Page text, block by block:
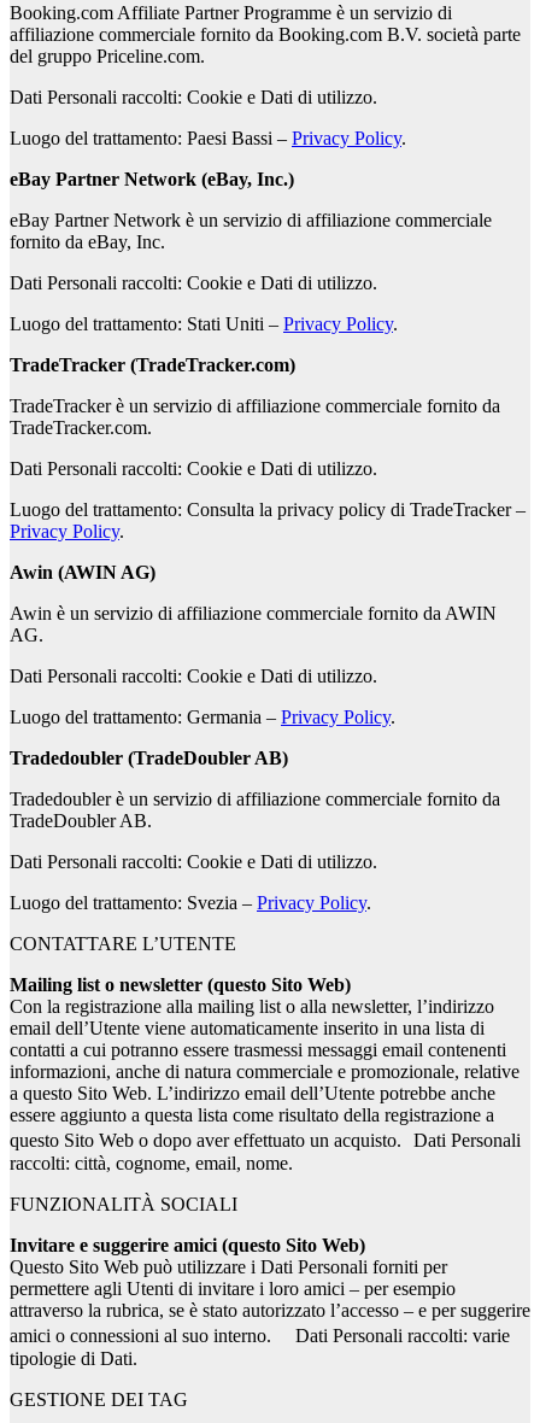
Booking.com Affiliate Partner Programme è un servizio di
affiliazione commerciale fornito da Booking.com B.V. società parte
del gruppo Priceline.com.
Dati Personali raccolti: Cookie e Dati di utilizzo.
Luogo del trattamento: Paesi Bassi – Privacy Policy.
eBay Partner Network (eBay, Inc.)
eBay Partner Network è un servizio di affiliazione commerciale
fornito da eBay, Inc.
Dati Personali raccolti: Cookie e Dati di utilizzo.
Luogo del trattamento: Stati Uniti – Privacy Policy.
TradeTracker (TradeTracker.com)
TradeTracker è un servizio di affiliazione commerciale fornito da
TradeTracker.com.
Dati Personali raccolti: Cookie e Dati di utilizzo.
Luogo del trattamento: Consulta la privacy policy di TradeTracker –
Privacy Policy.
Awin (AWIN AG)
Awin è un servizio di affiliazione commerciale fornito da AWIN
AG.
Dati Personali raccolti: Cookie e Dati di utilizzo.
Luogo del trattamento: Germania – Privacy Policy.
Tradedoubler (TradeDoubler AB)
Tradedoubler è un servizio di affiliazione commerciale fornito da
TradeDoubler AB.
Dati Personali raccolti: Cookie e Dati di utilizzo.
Luogo del trattamento: Svezia – Privacy Policy.
CONTATTARE L’UTENTE
Mailing list o newsletter (questo Sito Web)
Con la registrazione alla mailing list o alla newsletter, l’indirizzo
email dell’Utente viene automaticamente inserito in una lista di
contatti a cui potranno essere trasmessi messaggi email contenenti
informazioni, anche di natura commerciale e promozionale, relative
a questo Sito Web. L’indirizzo email dell’Utente potrebbe anche
essere aggiunto a questa lista come risultato della registrazione a
questo Sito Web o dopo aver effettuato un acquisto. Dati Personali
raccolti: città, cognome, email, nome.
FUNZIONALITÀ SOCIALI
Invitare e suggerire amici (questo Sito Web)
Questo Sito Web può utilizzare i Dati Personali forniti per
permettere agli Utenti di invitare i loro amici – per esempio
attraverso la rubrica, se è stato autorizzato l’accesso – e per suggerire
amici o connessioni al suo interno. Dati Personali raccolti: varie
tipologie di Dati.
GESTIONE DEI TAG